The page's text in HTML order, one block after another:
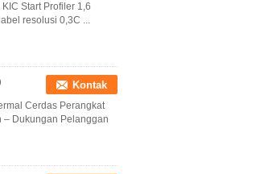
Start Profiler 1,6
resolusi 0,3C ...
Kontak
Cerdas Perangkat
– Dukungan Pelanggan